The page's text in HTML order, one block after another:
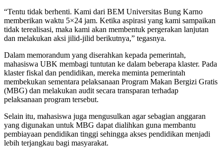
“Tentu tidak berhenti. Kami dari BEM Universitas Bung Karno
memberikan waktu 5×24 jam. Ketika aspirasi yang kami sampaikan
tidak terealisasi, maka kami akan membentuk pergerakan lanjutan
dan melakukan aksi jilid-jilid berikutnya,” tegasnya.
Dalam memorandum yang diserahkan kepada pemerintah,
mahasiswa UBK membagi tuntutan ke dalam beberapa klaster. Pada
klaster fiskal dan pendidikan, mereka meminta pemerintah
membekukan sementara pelaksanaan Program Makan Bergizi Gratis
(MBG) dan melakukan audit secara transparan terhadap
pelaksanaan program tersebut.
Selain itu, mahasiswa juga mengusulkan agar sebagian anggaran
yang digunakan untuk MBG dapat dialihkan guna membantu
pembiayaan pendidikan tinggi sehingga akses pendidikan menjadi
lebih terjangkau bagi masyarakat.